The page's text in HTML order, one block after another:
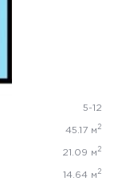
5-12
45.17 м 2
21.09 м 2
14.64 м 2